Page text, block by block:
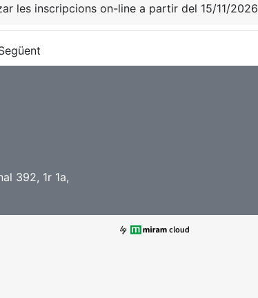
les inscripcions on-line a partir del 15/11/2026
392, 1r 1a,